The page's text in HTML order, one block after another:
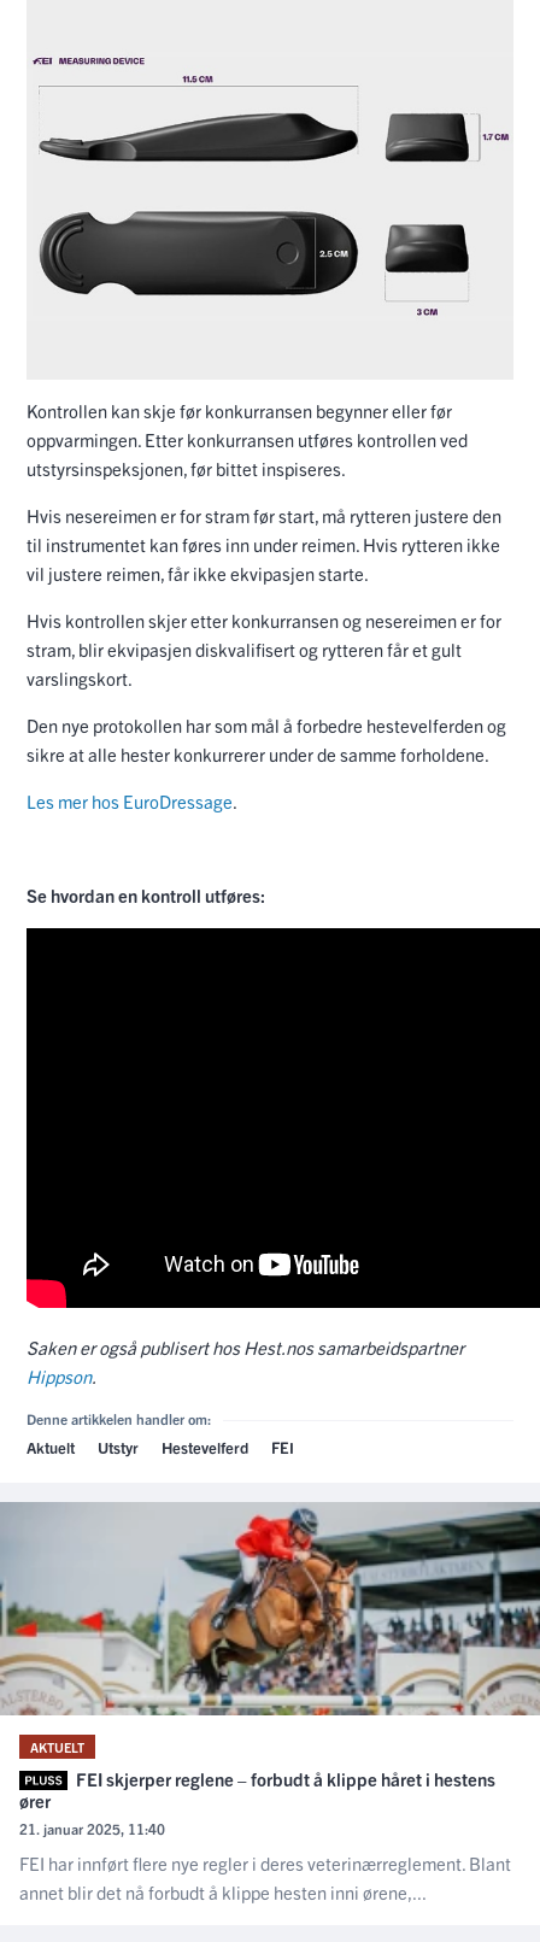
Kontrollen kan skje før konkurransen begynner eller før
oppvarmingen. Etter konkurransen utføres kontrollen ved
utstyrsinspeksjonen, før bittet inspiseres.
Hvis nesereimen er for stram før start, må rytteren justere den
til instrumentet kan føres inn under reimen. Hvis rytteren ikke
vil justere reimen, får ikke ekvipasjen starte.
Hvis kontrollen skjer etter konkurransen og nesereimen er for
stram, blir ekvipasjen diskvalifisert og rytteren får et gult
varslingskort.
Den nye protokollen har som mål å forbedre hestevelferden og
sikre at alle hester konkurrerer under de samme forholdene.
Les mer hos EuroDressage.
Se hvordan en kontroll utføres:
Saken er også publisert hos Hest.nos samarbeidspartner
Hippson.
Denne artikkelen handler om:
Aktuelt Utstyr Hestevelferd FEI
AKTUELT
FEI skjerper reglene – forbudt å klippe håret i hestens
ører
21. januar 2025, 11:40
FEI har innført flere nye regler i deres veterinærreglement. Blant
annet blir det nå forbudt å klippe hesten inni ørene,...